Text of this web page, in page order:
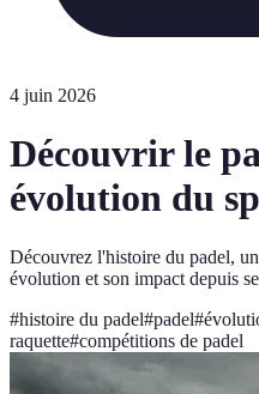
4 juin 2026
Découvrir le
évolution du
Découvrez l'histoire du padel,
évolution et son impact depuis
#histoire du padel#padel#
raquette#compétitions de padel